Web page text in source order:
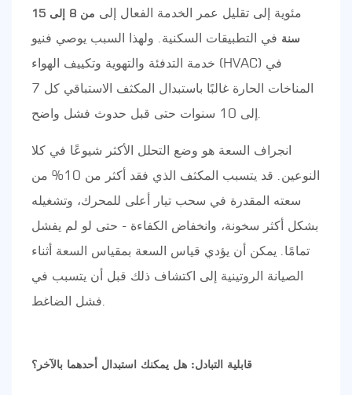
مئوية إلى تقليل عمر الخدمة الفعال إلى
من 8 إلى 15
سنة في التطبيقات السكنية. ولهذا السبب يوصي فنيو
خدمة التدفئة والتهوية وتكييف الهواء (HVAC) في
المناخات الحارة غالبًا باستبدال المكثف الاستباقي كل 7
إلى 10 سنوات حتى قبل حدوث فشل واضح.
انجراف السعة هو وضع التحلل الأكثر شيوعًا في كلا
النوعين. قد يتسبب المكثف الذي فقد أكثر من 10% من
سعته المقدرة في سحب تيار أعلى للمحرك، وتشغيله
بشكل أكثر سخونة، وانخفاض الكفاءة - حتى لو لم يفشل
تمامًا. يمكن أن يؤدي قياس السعة بمقياس السعة أثناء
الصيانة الروتينية إلى اكتشاف ذلك قبل أن يتسبب في
فشل الضاغط.
قابلية التبادل: هل يمكنك استبدال أحدهما بالآخر؟